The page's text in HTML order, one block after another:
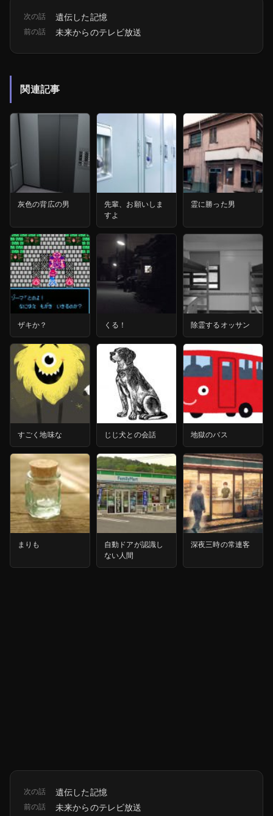
次の話 遺伝した記憶
前の話 未来からのテレビ放送
関連記事
灰色の背広の男
先輩、お願いしま
すよ
霊に勝った男
ザキか？ くる！ 除霊するオッサン
すごく地味な じじ犬との会話 地獄のバス
まりも
自動ドアが認識し
ない人間
深夜三時の常連客
次の話 遺伝した記憶
前の話 未来からのテレビ放送